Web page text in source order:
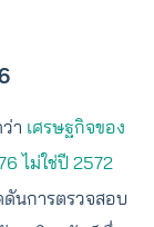
า เศรษฐกิจของ
ไม่ใช่ปี 2572
ดันการตรวจสอบ